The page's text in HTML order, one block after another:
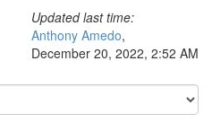
Updated last time:
Anthony Amedo,
December 20, 2022, 2:52 AM